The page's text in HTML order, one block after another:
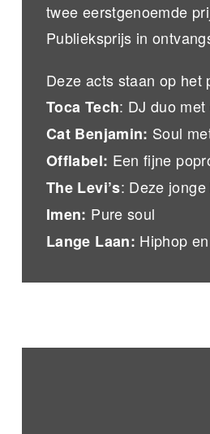
twee eerstgenoemde
Publieksprijs in
Deze acts staan op het
Toca Tech: DJ duo
Cat Benjamin: Soul
Offlabel: Een fijne
The Levi’s: Deze
Imen: Pure soul
Lange Laan: Hiphop